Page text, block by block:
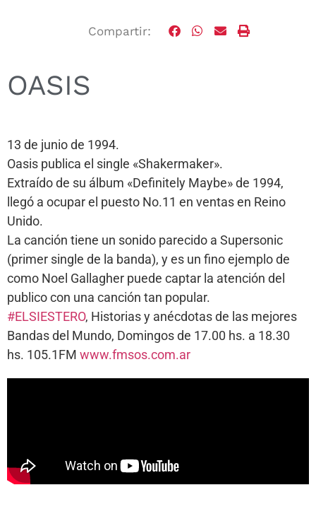
Compartir:
OASIS
13 de junio de 1994.
Oasis publica el single «Shakermaker».
Extraído de su álbum «Definitely Maybe» de 1994,
llegó a ocupar el puesto No.11 en ventas en Reino
Unido.
La canción tiene un sonido parecido a Supersonic
(primer single de la banda), y es un fino ejemplo de
como Noel Gallagher puede captar la atención del
publico con una canción tan popular.
#ELSIESTERO, Historias y anécdotas de las mejores
Bandas del Mundo, Domingos de 17.00 hs. a 18.30
hs. 105.1FM www.fmsos.com.ar